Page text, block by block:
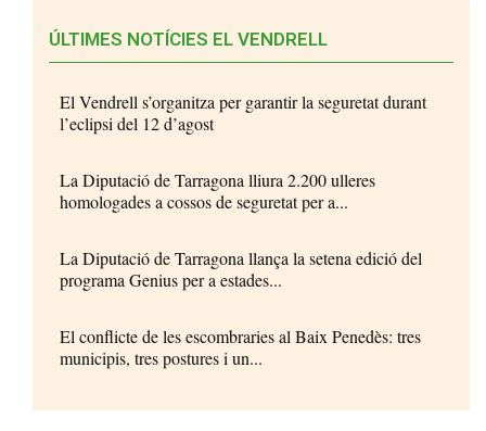
ÚLTIMES NOTÍCIES EL VENDRELL
El Vendrell s’organitza per garantir la seguretat durant
l’eclipsi del 12 d’agost
La Diputació de Tarragona lliura 2.200 ulleres
homologades a cossos de seguretat per a...
La Diputació de Tarragona llança la setena edició del
programa Genius per a estades...
El conflicte de les escombraries al Baix Penedès: tres
municipis, tres postures i un...